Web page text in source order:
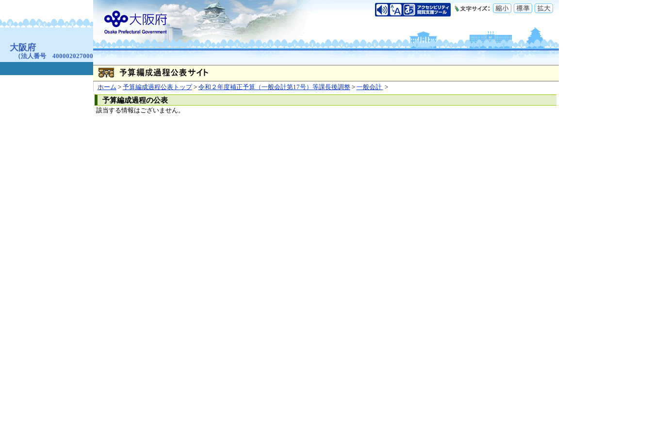
ホーム > 予算編成過程公表トップ> 令和２年度補正予算（一般会計第17号）等課長後調整> 一般会計 >
予算編成過程の公表
該当する情報はございません。
お問合せ 個人情報の取り扱いについて
大阪府
（法人番号 4000020270008）
本庁 〒540-8570 大阪市中央区大手前2丁目
（代表電話）06-6941-0351
咲洲庁舎
〒559-8555 大阪市住之江区南港北1-14-16
（代表電話）06-6941-0351
© Copyright 2003-2026 Osaka Prefecture,All rights reserved.